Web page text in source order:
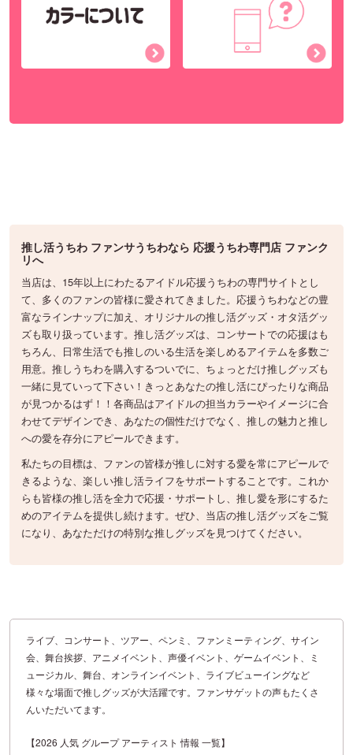
推し活うちわ ファンサうちわなら 応援うちわ専門店 ファンク
リへ
当店は、15年以上にわたるアイドル応援うちわの専門サイトとし
て、多くのファンの皆様に愛されてきました。応援うちわなどの豊
富なラインナップに加え、オリジナルの推し活グッズ・オタ活グッ
ズも取り扱っています。推し活グッズは、コンサートでの応援はも
ちろん、日常生活でも推しのいる生活を楽しめるアイテムを多数ご
用意。推しうちわを購入するついでに、ちょっとだけ推しグッズも
一緒に見ていって下さい！きっとあなたの推し活にぴったりな商品
が見つかるはず！！各商品はアイドルの担当カラーやイメージに合
わせてデザインでき、あなたの個性だけでなく、推しの魅力と推し
への愛を存分にアピールできます。
私たちの目標は、ファンの皆様が推しに対する愛を常にアピールで
きるような、楽しい推し活ライフをサポートすることです。これか
らも皆様の推し活を全力で応援・サポートし、推し愛を形にするた
めのアイテムを提供し続けます。ぜひ、当店の推し活グッズをご覧
になり、あなただけの特別な推しグッズを見つけてください。
ライブ、コンサート、ツアー、ペンミ、ファンミーティング、サイン
会、舞台挨拶、アニメイベント、声優イベント、ゲームイベント、ミ
ュージカル、舞台、オンラインイベント、ライブビューイングなど
様々な場面で推しグッズが大活躍です。ファンサゲットの声もたくさ
んいただいてます。
【2026 人気 グループ アーティスト 情報 一覧】